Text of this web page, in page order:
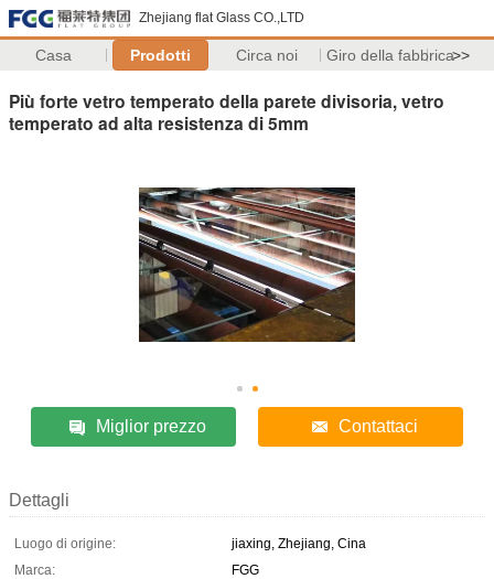
Zhejiang flat Glass CO.,LTD
Casa Prodotti Circa noi Giro della fabbrica>>
Più forte vetro temperato della parete divisoria, vetro
temperato ad alta resistenza di 5mm
Miglior prezzo Contattaci
Dettagli
Luogo di origine:
jiaxing, Zhejiang, Cina
Marca:
FGG